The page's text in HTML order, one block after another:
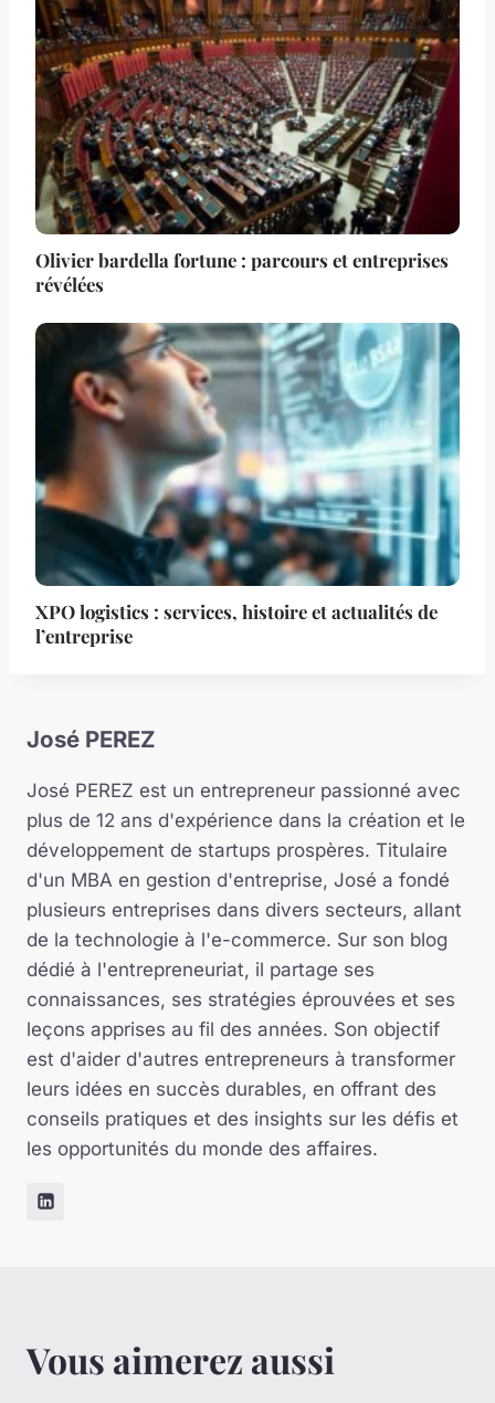
Olivier bardella fortune : parcours et entreprises
révélées
XPO logistics : services, histoire et actualités de
l’entreprise
José PEREZ
José PEREZ est un entrepreneur passionné avec
plus de 12 ans d'expérience dans la création et le
développement de startups prospères. Titulaire
d'un MBA en gestion d'entreprise, José a fondé
plusieurs entreprises dans divers secteurs, allant
de la technologie à l'e-commerce. Sur son blog
dédié à l'entrepreneuriat, il partage ses
connaissances, ses stratégies éprouvées et ses
leçons apprises au fil des années. Son objectif
est d'aider d'autres entrepreneurs à transformer
leurs idées en succès durables, en offrant des
conseils pratiques et des insights sur les défis et
les opportunités du monde des affaires.
Vous aimerez aussi